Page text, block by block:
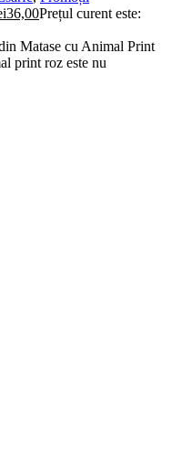
36,00Prețul curent este:
Matase cu Animal Print
print roz este nu